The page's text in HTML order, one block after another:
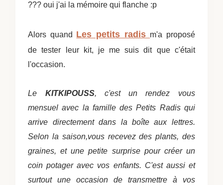
??? oui j'ai la mémoire qui flanche :p
Alors quand Les petits radis m'a proposé
de tester leur kit, je me suis dit que c'était
l'occasion.
Le KITKIPOUSS, c'est un rendez vous
mensuel avec la famille des Petits Radis qui
arrive directement dans la boîte aux lettres.
Selon la saison,vous recevez des plants, des
graines, et une petite surprise pour créer un
coin potager avec vos enfants. C'est aussi et
surtout une occasion de transmettre à vos